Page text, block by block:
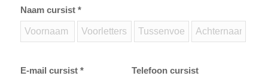
Naam cursist *
E-mail cursist * Telefoon cursist